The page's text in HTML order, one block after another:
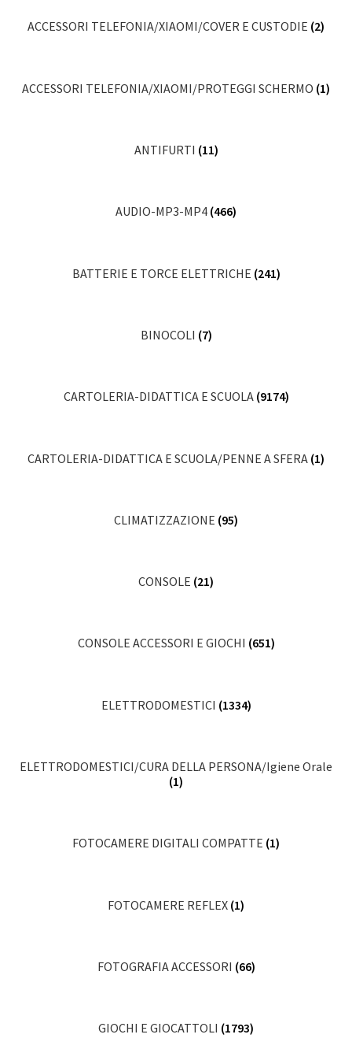
ACCESSORI TELEFONIA/XIAOMI/COVER E CUSTODIE (2)
ACCESSORI TELEFONIA/XIAOMI/PROTEGGI SCHERMO (1)
ANTIFURTI (11)
AUDIO-MP3-MP4 (466)
BATTERIE E TORCE ELETTRICHE (241)
BINOCOLI (7)
CARTOLERIA-DIDATTICA E SCUOLA (9174)
CARTOLERIA-DIDATTICA E SCUOLA/PENNE A SFERA (1)
CLIMATIZZAZIONE (95)
CONSOLE (21)
CONSOLE ACCESSORI E GIOCHI (651)
ELETTRODOMESTICI (1334)
ELETTRODOMESTICI/CURA DELLA PERSONA/Igiene Orale
(1)
FOTOCAMERE DIGITALI COMPATTE (1)
FOTOCAMERE REFLEX (1)
FOTOGRAFIA ACCESSORI (66)
GIOCHI E GIOCATTOLI (1793)